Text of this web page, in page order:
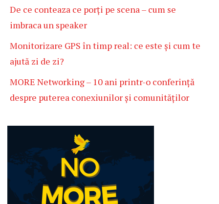
De ce conteaza ce porți pe scena – cum se
imbraca un speaker
Monitorizare GPS în timp real: ce este și cum te
ajută zi de zi?
MORE Networking – 10 ani printr-o conferință
despre puterea conexiunilor și comunităților